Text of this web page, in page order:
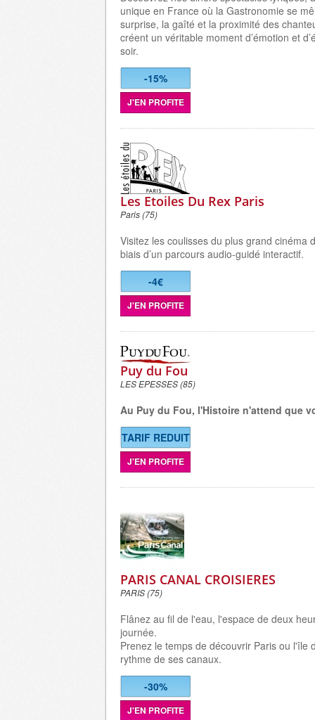
unique en France où la Gastronomie se
surprise, la gaîté et la proximité des
créent un véritable moment d’émotion et
soir.
-15%
J'EN PROFITE
Les Etoiles Du Rex Paris
Paris (75)
Visitez les coulisses du plus grand cinéma
biais d’un parcours audio-guidé interactif.
-4€
J'EN PROFITE
Puy du Fou
LES EPESSES (85)
Au Puy du Fou, l'Histoire n'attend que
TARIF REDUIT
J'EN PROFITE
PARIS CANAL CROISIERES
PARIS (75)
Flânez au fil de l'eau, l'espace de deux
journée.
Prenez le temps de découvrir Paris ou l'île
rythme de ses canaux.
-30%
J'EN PROFITE